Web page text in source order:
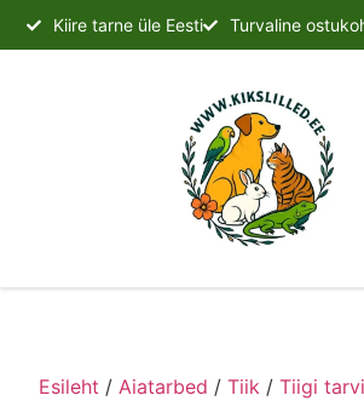
Kiire tarne üle Eesti Turvaline
Esileht / Aiatarbed / Tiik / Tiigi